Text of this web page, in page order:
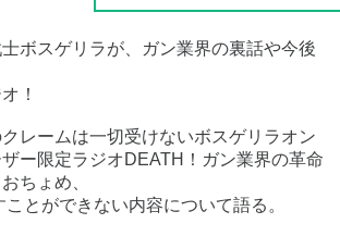
ボスゲリラが、ガン業界の裏話や今後
オ！
レームは一切受けないボスゲリラオン
ー限定ラジオDEATH！ガン業界の革命
ちょめ、
とができない内容について語る。